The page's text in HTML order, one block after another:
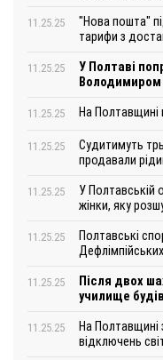
11.25.25
"Нова пошта"
тарифи з
11.25.25
У Полтаві
Володимиром
11.25.25 На Полтавщині
11.25.25
Судитимуть
продавали
11.25.25
У Полтавській
жінки, яку
11.25.25
Полтавські
11.25.25
Після двох
училище
11.25.25
На Полтавщині
відключень